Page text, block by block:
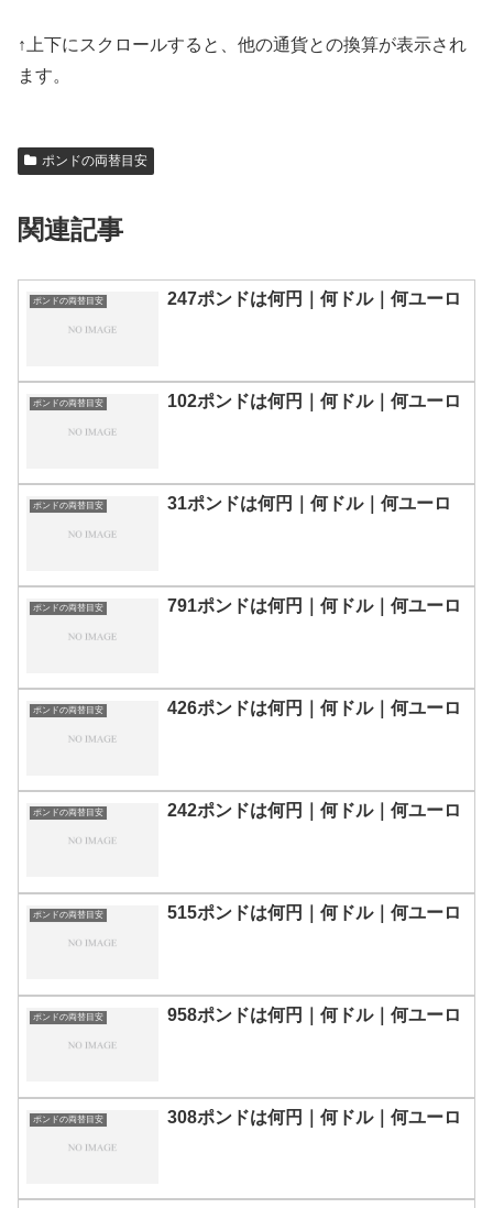
↑上下にスクロールすると、他の通貨との換算が表示され
ます。
ポンドの両替目安
関連記事
ポンドの両替目安 247ポンドは何円｜何ドル｜何ユーロ
ポンドの両替目安 102ポンドは何円｜何ドル｜何ユーロ
ポンドの両替目安 31ポンドは何円｜何ドル｜何ユーロ
ポンドの両替目安 791ポンドは何円｜何ドル｜何ユーロ
ポンドの両替目安 426ポンドは何円｜何ドル｜何ユーロ
ポンドの両替目安 242ポンドは何円｜何ドル｜何ユーロ
ポンドの両替目安 515ポンドは何円｜何ドル｜何ユーロ
ポンドの両替目安 958ポンドは何円｜何ドル｜何ユーロ
ポンドの両替目安 308ポンドは何円｜何ドル｜何ユーロ